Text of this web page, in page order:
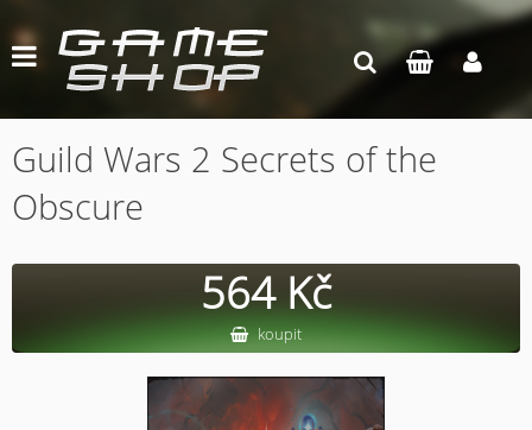
Guild Wars 2 Secrets of the
Obscure
564 Kč
koupit